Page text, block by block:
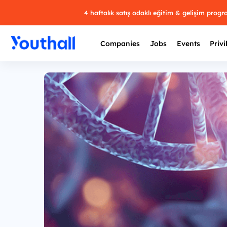
4 haftalık satış odaklı eğitim & gelişim
Companies Jobs Events